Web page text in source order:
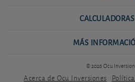
CALCULADORAS
MÁS
© 2026 Ocu
Acerca de Ocu Inversiones